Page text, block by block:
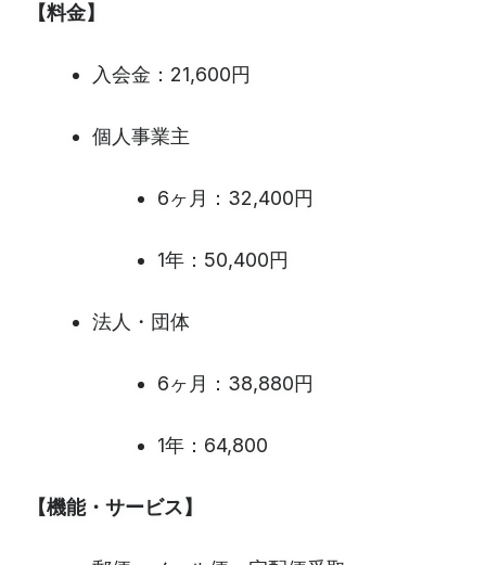
【料金】
入会金：21,600円
個人事業主
6ヶ月：32,400円
1年：50,400円
法人・団体
6ヶ月：38,880円
1年：64,800
【機能・サービス】